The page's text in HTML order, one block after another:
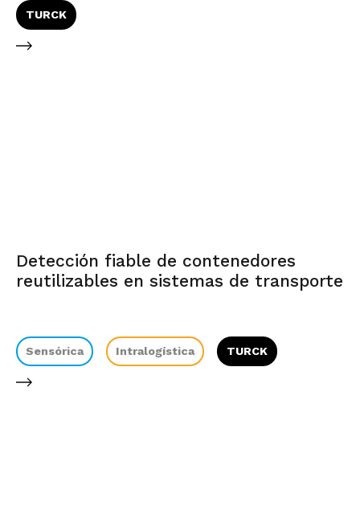
TURCK
Detección fiable de contenedores
reutilizables en sistemas de transporte
Sensórica Intralogística TURCK